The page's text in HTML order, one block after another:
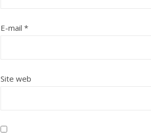
E-mail *
Site web